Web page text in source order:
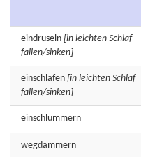
eindruseln [in leichten Schlaf
fallen/sinken]
einschlafen [in leichten Schlaf
fallen/sinken]
einschlummern
wegdämmern